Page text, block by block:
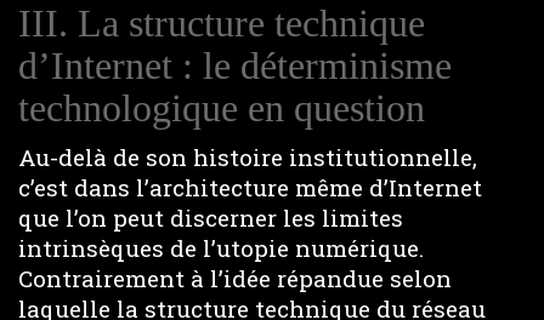
III. La structure technique
d’Internet : le déterminisme
technologique en question
Au-delà de son histoire institutionnelle,
c’est dans l’architecture même d’Internet
que l’on peut discerner les limites
intrinsèques de l’utopie numérique.
Contrairement à l’idée répandue selon
laquelle la structure technique du réseau